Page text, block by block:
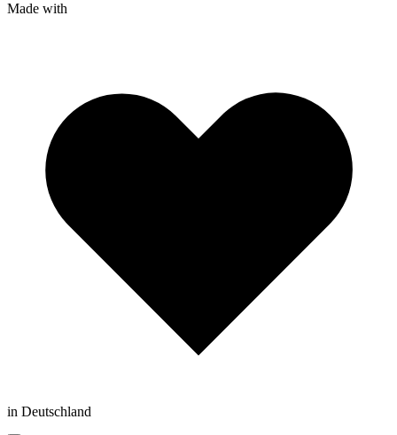
Made with
in Deutschland